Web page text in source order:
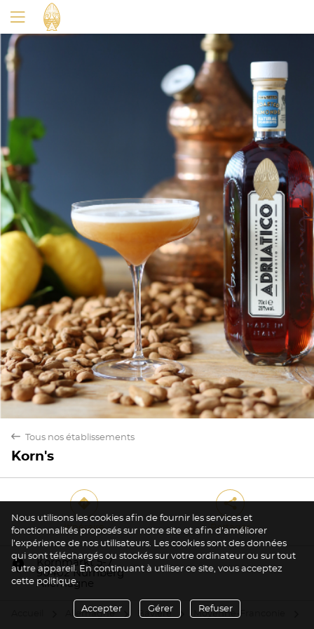
back Tous nos établissements
Korn's
Oui Non
direction
Itinéraire
share
Partager
marker
Kornmarkt 5-7
90402 Nürnberg
Allemagne
Allemagne arrow Bavière arrow Moyenne-Franconie
Nous utilisons les cookies afin de fournir les services et
fonctionnalités proposés sur notre site et afin d’améliorer
l’expérience de nos utilisateurs. Les cookies sont des données
qui sont téléchargés ou stockés sur votre ordinateur ou sur tout
autre appareil. En continuant à utiliser ce site, vous acceptez
cette politique.
Accepter Gérer Refuser